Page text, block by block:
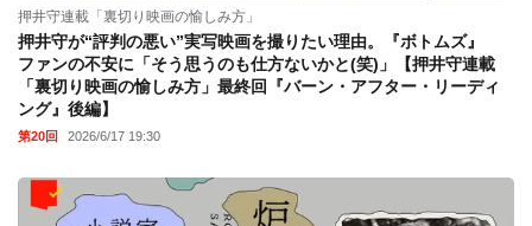
押井守連載「裏切り映画の愉しみ方」
押井守が“評判の悪い”実写映画を撮りたい理由。『ボトムズ』
ファンの不安に「そう思うのも仕方ないかと(笑)」【押井守連載
「裏切り映画の愉しみ方」最終回『バーン・アフター・リーディ
ング』後編】
第20回 2026/6/17 19:30